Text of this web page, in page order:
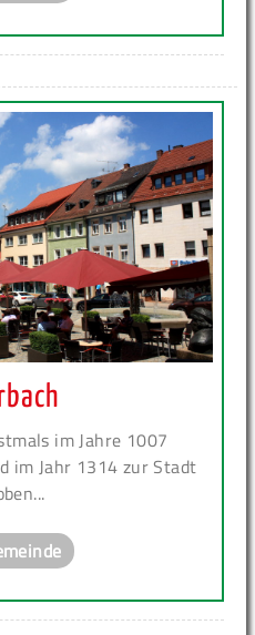
im Jahre 1007
im Jahr 1314 zur Stadt